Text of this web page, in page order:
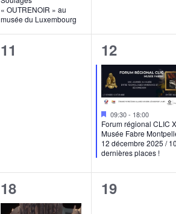
« OUTRENOIR » au
musée du Luxembourg
0
11
1
12
Mis
en
avant
09:30- 18:00
Forum régional CLIC X
Musée Fabre
12 décembre 2025 / 10
dernières places !
1
évènement,
18
0
19